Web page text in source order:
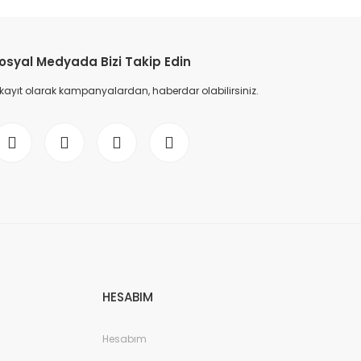
Medyada Bizi Takip Edin
olarak kampanyalardan, haberdar olabilirsiniz.
HESABIM
Hesabım